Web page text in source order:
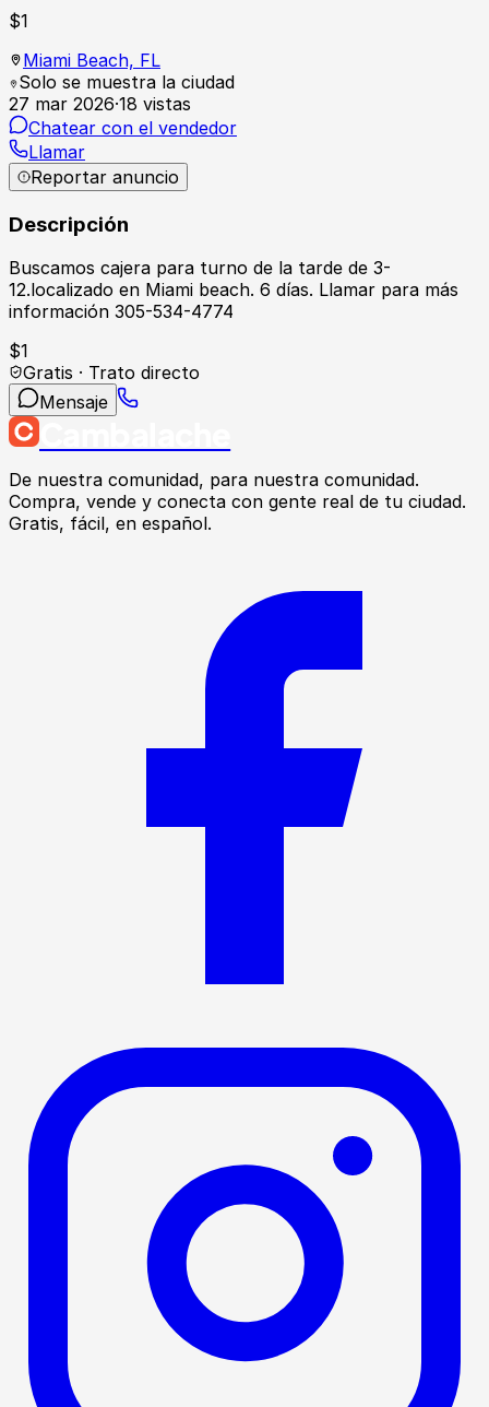
$1
Miami Beach, FL
Solo se muestra la ciudad
27 mar 2026·18 vistas
Chatear con el vendedor
Llamar
Reportar anuncio
Descripción
Buscamos cajera para turno de la tarde de 3-
12.localizado en Miami beach. 6 días. Llamar para más
información 305-534-4774
$1
Gratis · Trato directo
Mensaje
De nuestra comunidad, para nuestra comunidad.
Compra, vende y conecta con gente real de tu ciudad.
Gratis, fácil, en español.